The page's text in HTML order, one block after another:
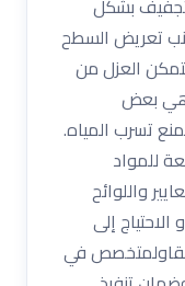
تعريض السطح
العزل من
هي بعض
تسرب المياه.
للمواد
واللوائح
إلى
في